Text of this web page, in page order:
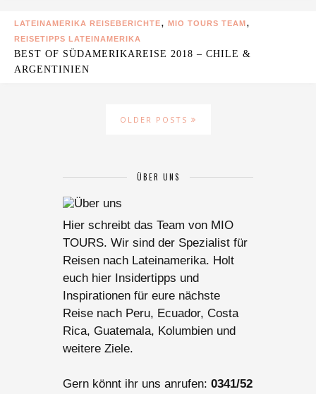
LATEINAMERIKA REISEBERICHTE, MIO TOURS TEAM,
REISETIPPS LATEINAMERIKA
BEST OF SÜDAMERIKAREISE 2018 – CHILE &
ARGENTINIEN
OLDER POSTS
ÜBER UNS
Hier schreibt das Team von MIO
TOURS. Wir sind der Spezialist für
Reisen nach Lateinamerika. Holt
euch hier Insidertipps und
Inspirationen für eure nächste
Reise nach Peru, Ecuador, Costa
Rica, Guatemala, Kolumbien und
weitere Ziele.
Gern könnt ihr uns anrufen: 0341/52